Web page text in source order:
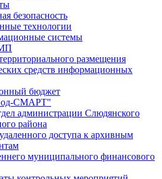
безопасность
технологии
системы
размещения
средств информационных
бюджет
СМАРТ"
администрации Слюдянского
района
доступа к архивным
муниципального финансового